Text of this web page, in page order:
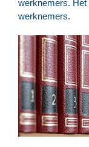
werknemers. Het
werknemers.